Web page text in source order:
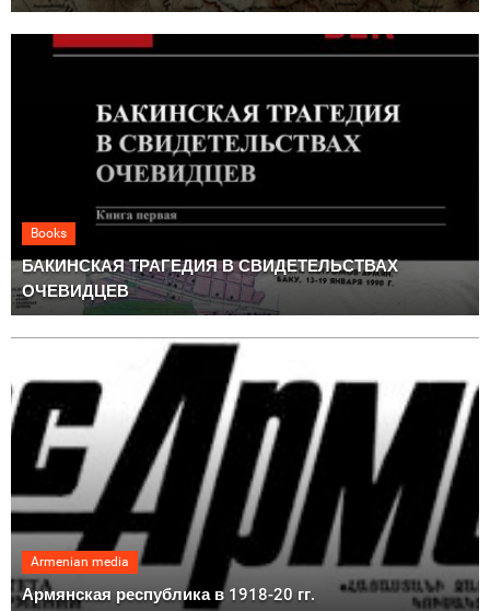
Books
БАКИНСКАЯ ТРАГЕДИЯ В СВИДЕТЕЛЬСТВАХ
ОЧЕВИДЦЕВ
Armenian media
Армянская республика в 1918-20 гг.